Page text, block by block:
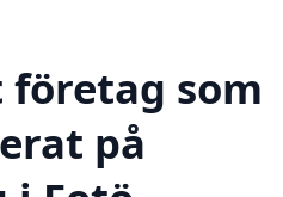
som
på